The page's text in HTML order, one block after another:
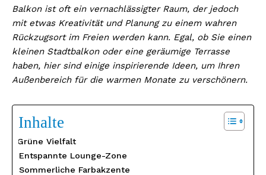
Balkon ist oft ein vernachlässigter Raum, der jedoch
mit etwas Kreativität und Planung zu einem wahren
Rückzugsort im Freien werden kann. Egal, ob Sie einen
kleinen Stadtbalkon oder eine geräumige Terrasse
haben, hier sind einige inspirierende Ideen, um Ihren
Außenbereich für die warmen Monate zu verschönern.
Inhalte
Grüne Vielfalt
Entspannte Lounge-Zone
Sommerliche Farbakzente